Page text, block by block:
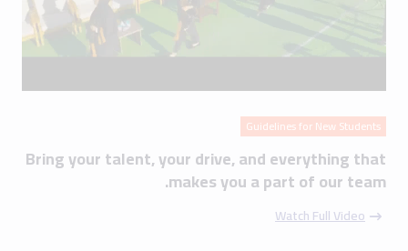
Guidelines for New Students
Bring your talent, your drive, and everything that
makes you a part of our team.
Watch Full Video